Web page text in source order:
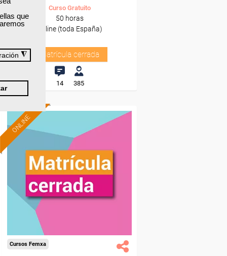
que
◮
Curso Gratuito
50 horas
Online (toda España)
Matrícula cerrada
14 385
ONLINE
Cursos Femxa